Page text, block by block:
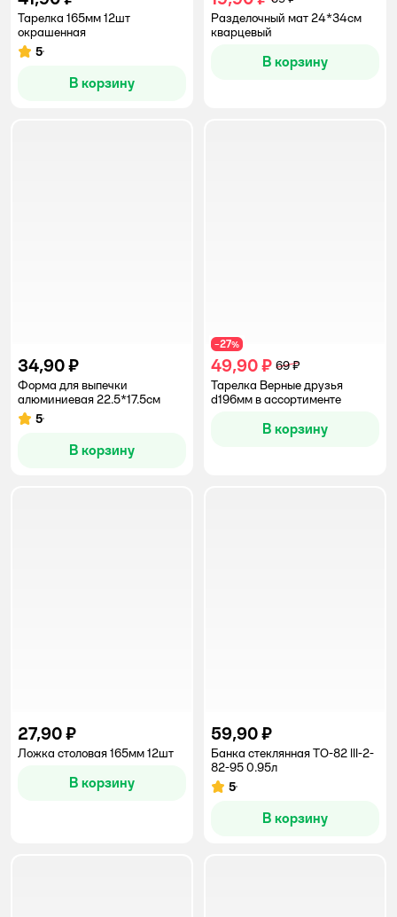
Тарелка 165мм 12шт
окрашенная
Рейтинг:
5
В корзину
Разделочный мат 24*34см
кварцевый
В корзину
34,90 ₽
Форма для выпечки
алюминиевая 22.5*17.5см
Рейтинг:
5
В корзину
−27%
49,90 ₽ 69 ₽
Тарелка Верные друзья
d196мм в ассортименте
В корзину
27,90 ₽
Ложка столовая 165мм 12шт
В корзину
59,90 ₽
Банка стеклянная ТО-82 III-2-
82-95 0.95л
Рейтинг:
5
В корзину